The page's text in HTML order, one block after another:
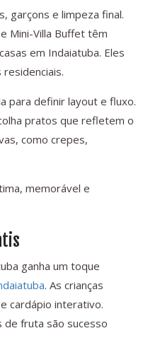
garçons e limpeza final.
Mini-Villa Buffet têm
em Indaiatuba. Eles
para definir layout e fluxo.
pratos que refletem o
como crepes,
memorável e
ganha um toque
. As crianças
cardápio interativo.
de fruta são sucesso